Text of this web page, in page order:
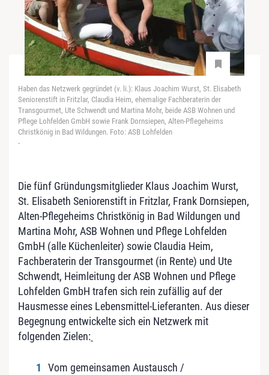
Haben das Netzwerk gegründet (v. li.): Klaus Joachim Wurst, St. Elisabeth
Seniorenstift in Fritzlar, Claudia Heim, ehemalige Fachberaterin der
Transgourmet, Ute Schwendt und Martina Mohr, beide ASB Wohnen und
Pflege Lohfelden GmbH sowie Frank Dornsiepen, Alten-Pflegeheims
Christkönig in Bad Wildungen. Foto: ASB Lohfelden
-
Die fünf Gründungsmitglieder Klaus Joachim Wurst,
St. Elisabeth Seniorenstift in Fritzlar, Frank Dornsiepen,
Alten-Pflegeheims Christkönig in Bad Wildungen und
Martina Mohr, ASB Wohnen und Pflege Lohfelden
GmbH (alle Küchenleiter) sowie Claudia Heim,
Fachberaterin der Transgourmet (in Rente) und Ute
Schwendt, Heimleitung der ASB Wohnen und Pflege
Lohfelden GmbH trafen sich rein zufällig auf der
Hausmesse eines Lebensmittel-Lieferanten. Aus dieser
Begegnung entwickelte sich ein Netzwerk mit
folgenden Zielen:
Vom gemeinsamen Austausch /